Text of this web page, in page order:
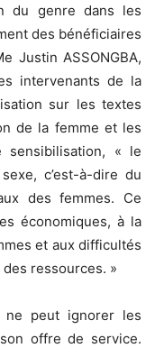
du genre dans les
des bénéficiaires
Justin ASSONGBA,
intervenants de la
sur les textes
de la femme et les
« le
c’est-à-dire du
des femmes. Ce
économiques, à la
et aux difficultés
ressources. »
ne peut ignorer les
offre de service.